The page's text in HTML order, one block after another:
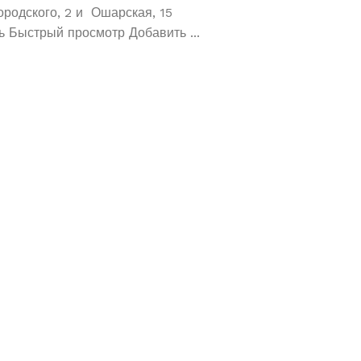
2 и Ошарская, 15
Быстрый просмотр Добавить ...